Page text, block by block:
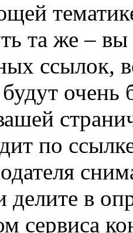
та же – вы
ссылок,
очень
по
делите в
сервиса